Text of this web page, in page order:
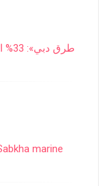
marine